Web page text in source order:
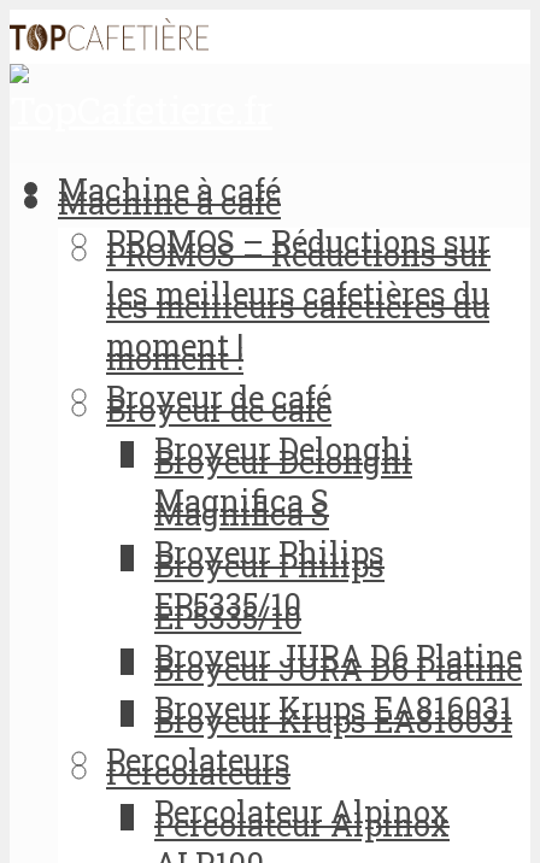
Machine à café
PROMOS – Réductions sur
les meilleurs cafetières du
moment !
Broyeur de café
Broyeur Delonghi
Magnifica S
Broyeur Philips
EP5335/10
Broyeur JURA D6 Platine
Broyeur Krups EA816031
Percolateurs
Percolateur Alpinox
Machine à café
PROMOS – Réductions sur
les meilleurs cafetières du
moment !
Broyeur de café
Broyeur Delonghi
Magnifica S
Broyeur Philips
EP5335/10
Broyeur JURA D6 Platine
Broyeur Krups EA816031
Percolateurs
Percolateur Alpinox